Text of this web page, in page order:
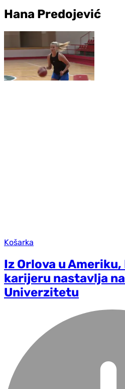
Hana Predojević
Košarka
Iz Orlova u
karijeru nastavlja
Univerzitetu